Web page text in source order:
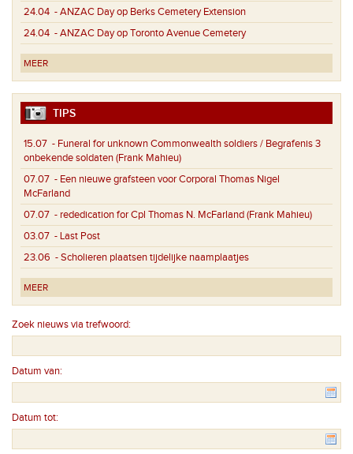
24.04 - ANZAC Day op Berks Cemetery Extension
24.04 - ANZAC Day op Toronto Avenue Cemetery
MEER
TIPS
15.07 - Funeral for unknown Commonwealth soldiers / Begrafenis 3
onbekende soldaten (Frank Mahieu)
07.07 - Een nieuwe grafsteen voor Corporal Thomas Nigel
McFarland
07.07 - rededication for Cpl Thomas N. McFarland (Frank Mahieu)
03.07 - Last Post
23.06 - Scholieren plaatsen tijdelijke naamplaatjes
MEER
Zoek nieuws via trefwoord:
Datum van:
Datum tot: